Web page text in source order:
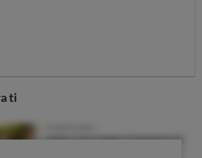
y
deberían diferenciarse claramente
ti